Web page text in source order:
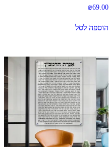
₪69.00
הוספה לסל